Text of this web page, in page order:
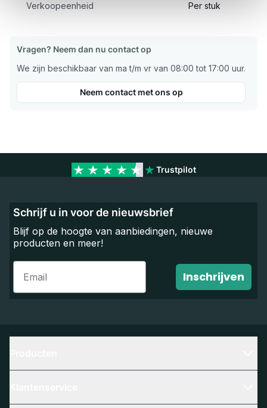
Verkoopeenheid Per stuk
Vragen? Neem dan nu contact op
We zijn beschikbaar van ma t/m vr van 08:00 tot 17:00 uur.
Neem contact met ons op
Trustpilot
Schrijf u in voor de nieuwsbrief
Blijf op de hoogte van aanbiedingen, nieuwe
producten en meer!
Email
Inschrijven